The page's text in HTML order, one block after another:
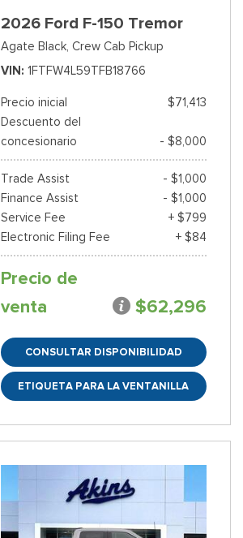
2026 Ford F-150 Tremor
Agate Black, Crew Cab Pickup
VIN 1FTFW4L59TFB18766
Precio inicial
$71,413
Descuento del
concesionario
- $8,000
Trade Assist
- $1,000
Finance Assist
- $1,000
Service Fee
+ $799
Electronic Filing Fee
+ $84
Precio de
venta
$62,296
CONSULTAR DISPONIBILIDAD
ETIQUETA PARA LA VENTANILLA